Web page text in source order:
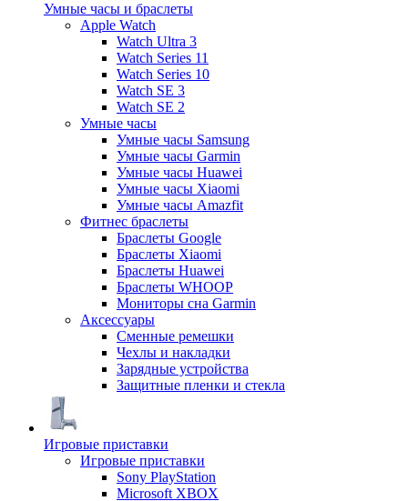
Умные часы и браслеты
Apple Watch
Watch Ultra 3
Watch Series 11
Watch Series 10
Watch SE 3
Watch SE 2
Умные часы
Умные часы Samsung
Умные часы Garmin
Умные часы Huawei
Умные часы Xiaomi
Умные часы Amazfit
Фитнес браслеты
Браслеты Google
Браслеты Xiaomi
Браслеты Huawei
Браслеты WHOOP
Мониторы сна Garmin
Аксессуары
Сменные ремешки
Чехлы и накладки
Зарядные устройства
Защитные пленки и стекла
Игровые приставки
Игровые приставки
Sony PlayStation
Microsoft XBOX